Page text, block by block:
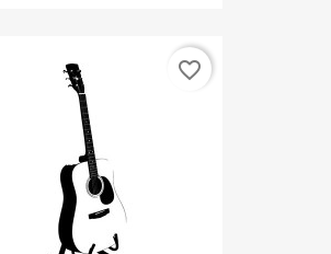
favorite_border